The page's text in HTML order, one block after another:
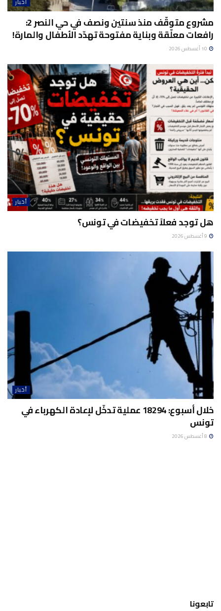
مشروع متوقّف منذ سنتين ونصف في حي النصر 2:
رافعات معلّقة وبناية مفتوحة تهدّد الأطفال والمارة!
أخبار
هل توجد فعلاً تخفيضات في تونس؟
أخبار
خلال أسبوع: 18294 عملية تدخّل لإعادة الكهرباء في
تونس
تابعونا